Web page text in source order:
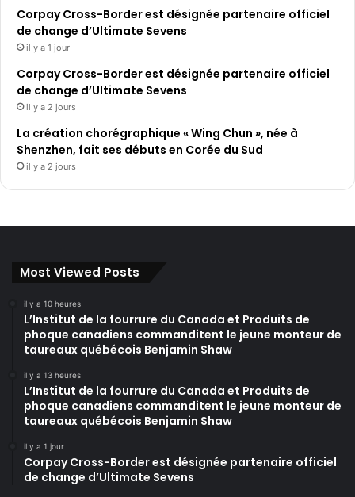
Corpay Cross-Border est désignée partenaire officiel
de change d’Ultimate Sevens
il y a 1 jour
Corpay Cross-Border est désignée partenaire officiel
de change d’Ultimate Sevens
il y a 2 jours
La création chorégraphique « Wing Chun », née à
Shenzhen, fait ses débuts en Corée du Sud
il y a 2 jours
Most Viewed Posts
il y a 10 heures
L’Institut de la fourrure du Canada et Produits de
phoque canadiens commanditent le jeune monteur de
taureaux québécois Benjamin Shaw
il y a 13 heures
L’Institut de la fourrure du Canada et Produits de
phoque canadiens commanditent le jeune monteur de
taureaux québécois Benjamin Shaw
il y a 1 jour
Corpay Cross-Border est désignée partenaire officiel
de change d’Ultimate Sevens